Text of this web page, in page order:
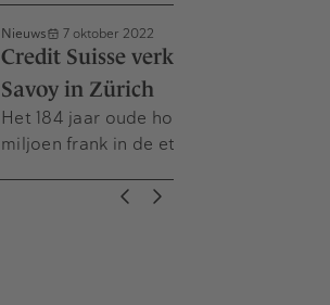
Nieuws 7 oktober 2022
Credit Suisse verkoopt hotel
Savoy in Zürich
Het 184 jaar oude hotel staat voor 400
miljoen frank in de etalage.